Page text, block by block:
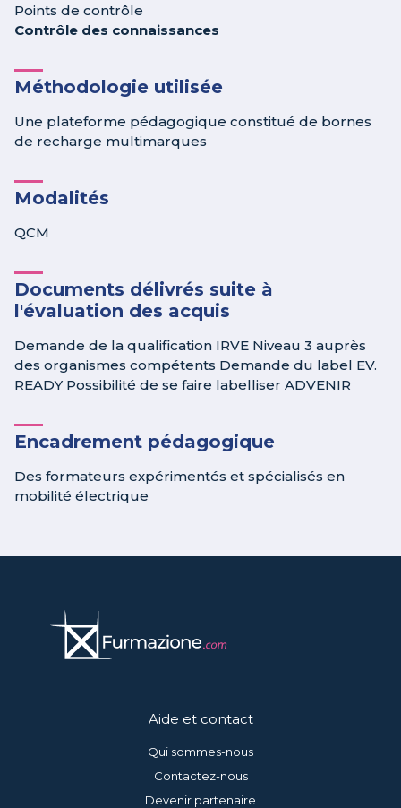
Points de contrôle
Contrôle des connaissances
Méthodologie utilisée
Une plateforme pédagogique constitué de bornes
de recharge multimarques
Modalités
QCM
Documents délivrés suite à
l'évaluation des acquis
Demande de la qualification IRVE Niveau 3 auprès
des organismes compétents Demande du label EV.
READY Possibilité de se faire labelliser ADVENIR
Encadrement pédagogique
Des formateurs expérimentés et spécialisés en
mobilité électrique
Aide et contact
Qui sommes-nous
Contactez-nous
Devenir partenaire